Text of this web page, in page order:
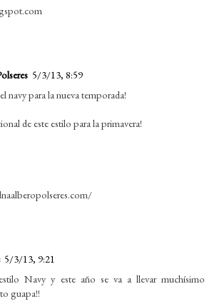
5/3/13, 8:59
navy para la nueva temporada!
de este estilo para la primavera!
5/3/13, 9:21
Navy y este año se va a llevar muchísimo
guapa!!